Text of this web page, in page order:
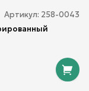
Артикул: 258-0043